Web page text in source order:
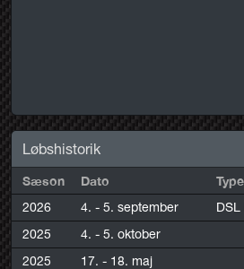
Løbshistorik
Sæson Dato Type
2026 4. - 5. september
2025
4. - 5. oktober
2025
17. - 18. maj